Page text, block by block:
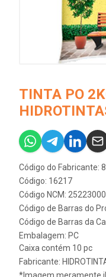
TINTA PO
Código do Fabricante:
Código: 16217
Código NCM: 25223000
Código de Barras do
Código de Barras da
Embalagem: PC
Caixa contém 10 pc
Fabricante: